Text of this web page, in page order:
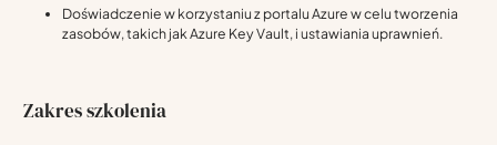
Doświadczenie w korzystaniu z portalu Azure w celu tworzenia
zasobów, takich jak Azure Key Vault, i ustawiania uprawnień.
Zakres szkolenia